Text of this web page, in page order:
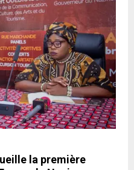
la première